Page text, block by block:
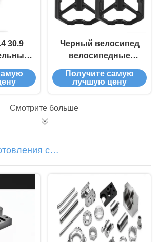
30.9
Черный велосипед
велосипедные
компоненты
Алюминиевые
педали на заказ
Получите самую
лучшую цену
Смотрите больше
с